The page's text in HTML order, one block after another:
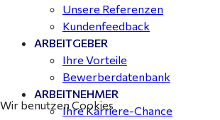
Unsere Referenzen
Kundenfeedback
ARBEITGEBER
Ihre Vorteile
Bewerberdatenbank
ARBEITNEHMER
Ihre Karriere-Chance
Wir benutzen Cookies